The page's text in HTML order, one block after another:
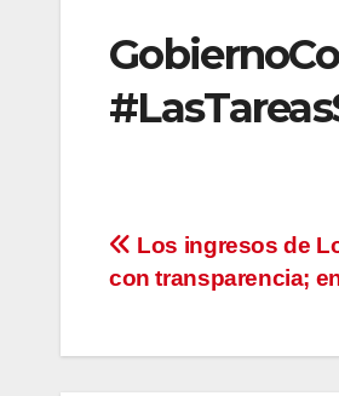
Navegación
entradas
Los ingresos de
con transparencia;